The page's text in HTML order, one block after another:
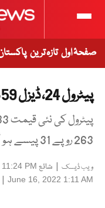
صفحۂ اول تازہ ترین
پیٹرول 24، ڈیزل 59 روپے فی لیٹر مہنگا
263 روپے 31 پیسے ہو گئی
ویب ڈیسک | شائع PM
June 16, 2022 1:11 AM
|